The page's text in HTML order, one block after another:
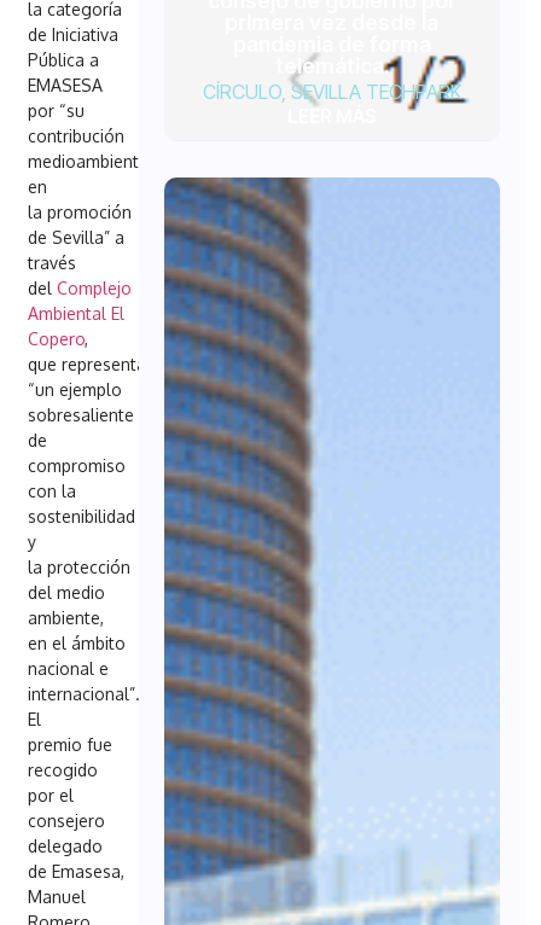
la categoría
de Iniciativa
Pública a
EMASESA
por “su
contribución
medioambiental
en
la promoción
de Sevilla” a
través
delComplejo
Ambiental El
Copero,
que representa
“un ejemplo
sobresaliente
de
compromiso
con la
sostenibilidad
y
la protección
del medio
ambiente,
en el ámbito
nacional e
internacional”.
El
premio fue
recogido
por el
consejero
delegado
de Emasesa,
Manuel
telemática.
CÍRCULO, SEVILLA TECHPARK